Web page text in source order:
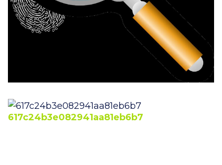
617c24b3e082941aa81eb6b7